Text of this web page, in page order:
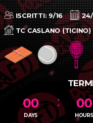
ISCRITTI: 9/16
24/
TC CASLANO (TICINO)
00
DAYS
00
HOURS